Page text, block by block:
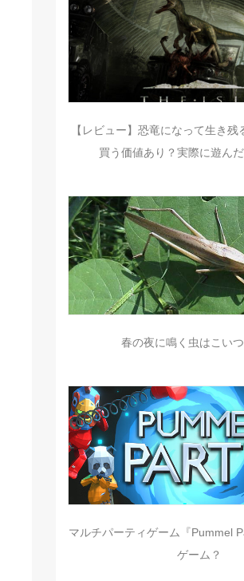
【レビュー】恐竜になって生き
買う価値あり？実際に遊ん
春の夜に鳴く虫はこい
マルチパーティゲーム『Pummel
ゲーム？